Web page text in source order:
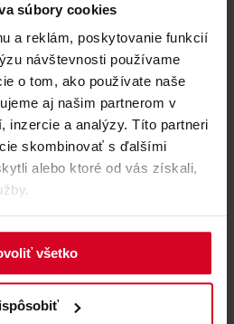
súbory cookies
a reklám, poskytovanie funkcií
návštevnosti používame
o tom, ako používate naše
aj našim partnerom v
inzercie a analýzy. Títo partneri
skombinovať s ďalšími
alebo ktoré od vás získali,
všetko
für schnellen und
2026